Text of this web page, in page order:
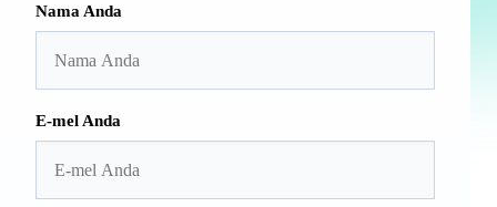
Nama Anda
E-mel Anda